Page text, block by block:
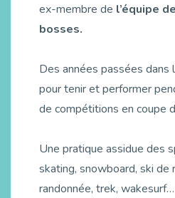
ex-membre de l’équipe
bosses.
Des années passées dans
pour tenir et performer
de compétitions en coupe
Une pratique assidue des
skating, snowboard, ski de
randonnée, trek, wakesurf…